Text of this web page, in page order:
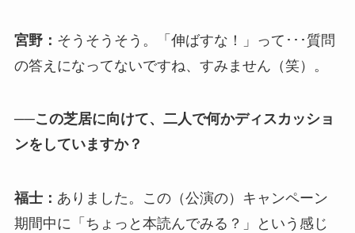
宮野： そうそうそう。「伸ばすな！」って･･･質問
の答えになってないですね、すみません（笑）。
──この芝居に向けて、二人で何かディスカッショ
ンをしていますか？
福士： ありました。この（公演の）キャンペーン
期間中に「ちょっと本読んでみる？」という感じ